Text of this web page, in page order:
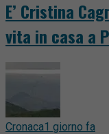
E’ Cristina
vita in casa a
Cronaca1 giorno fa